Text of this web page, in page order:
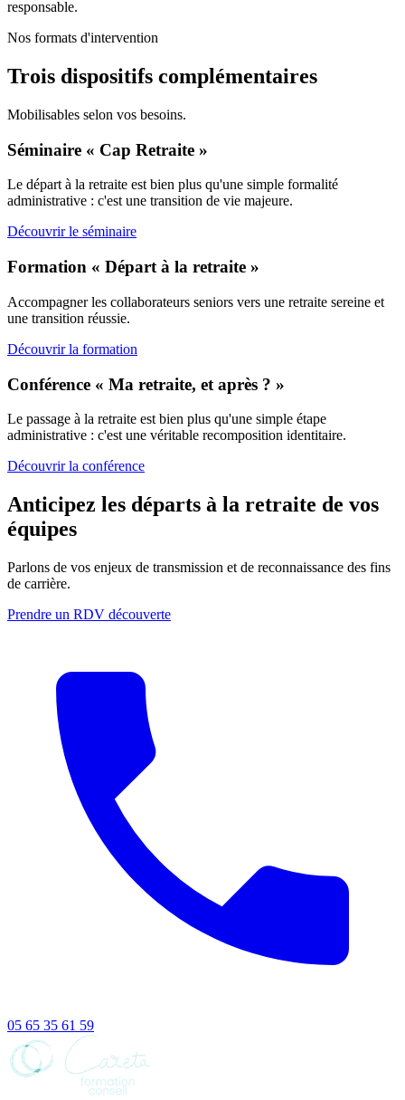
responsable.
Nos formats d'intervention
Trois dispositifs complémentaires
Mobilisables selon vos besoins.
Séminaire « Cap Retraite »
Le départ à la retraite est bien plus qu'une simple formalité
administrative : c'est une transition de vie majeure.
Découvrir le séminaire
Formation « Départ à la retraite »
Accompagner les collaborateurs seniors vers une retraite sereine et
une transition réussie.
Découvrir la formation
Conférence « Ma retraite, et après ? »
Le passage à la retraite est bien plus qu'une simple étape
administrative : c'est une véritable recomposition identitaire.
Découvrir la conférence
Anticipez les départs à la retraite de vos
équipes
Parlons de vos enjeux de transmission et de reconnaissance des fins
de carrière.
Prendre un RDV découverte
05 65 35 61 59